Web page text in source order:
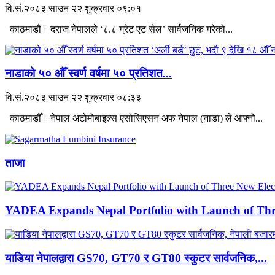
वि.सं.२०८३ साउन २२ शुक्रवार ०९:०१
काठमाडौं। दराज नेपालले ‘८.८ ग्रेट एट सेल’ सार्वजनिक गरेको...
नाडाको ५० औँ स्वर्ण वर्षमा ५० प्रतिशत...
वि.सं.२०८३ साउन २२ शुक्रवार ०८:३३
काठमाडौँ। नेपाल अटोमोबाइल्स एसोसिएसन अफ नेपाल (नाडा) ले आफ्नो...
ताजा
YADEA Expands Nepal Portfolio with Launch of
याडिया नेपालद्वारा GS70, GT70 र GT80 स्कुटर सार्वजनिक,...